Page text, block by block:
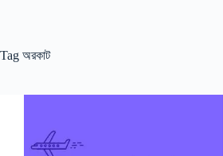
Tag অরকাট